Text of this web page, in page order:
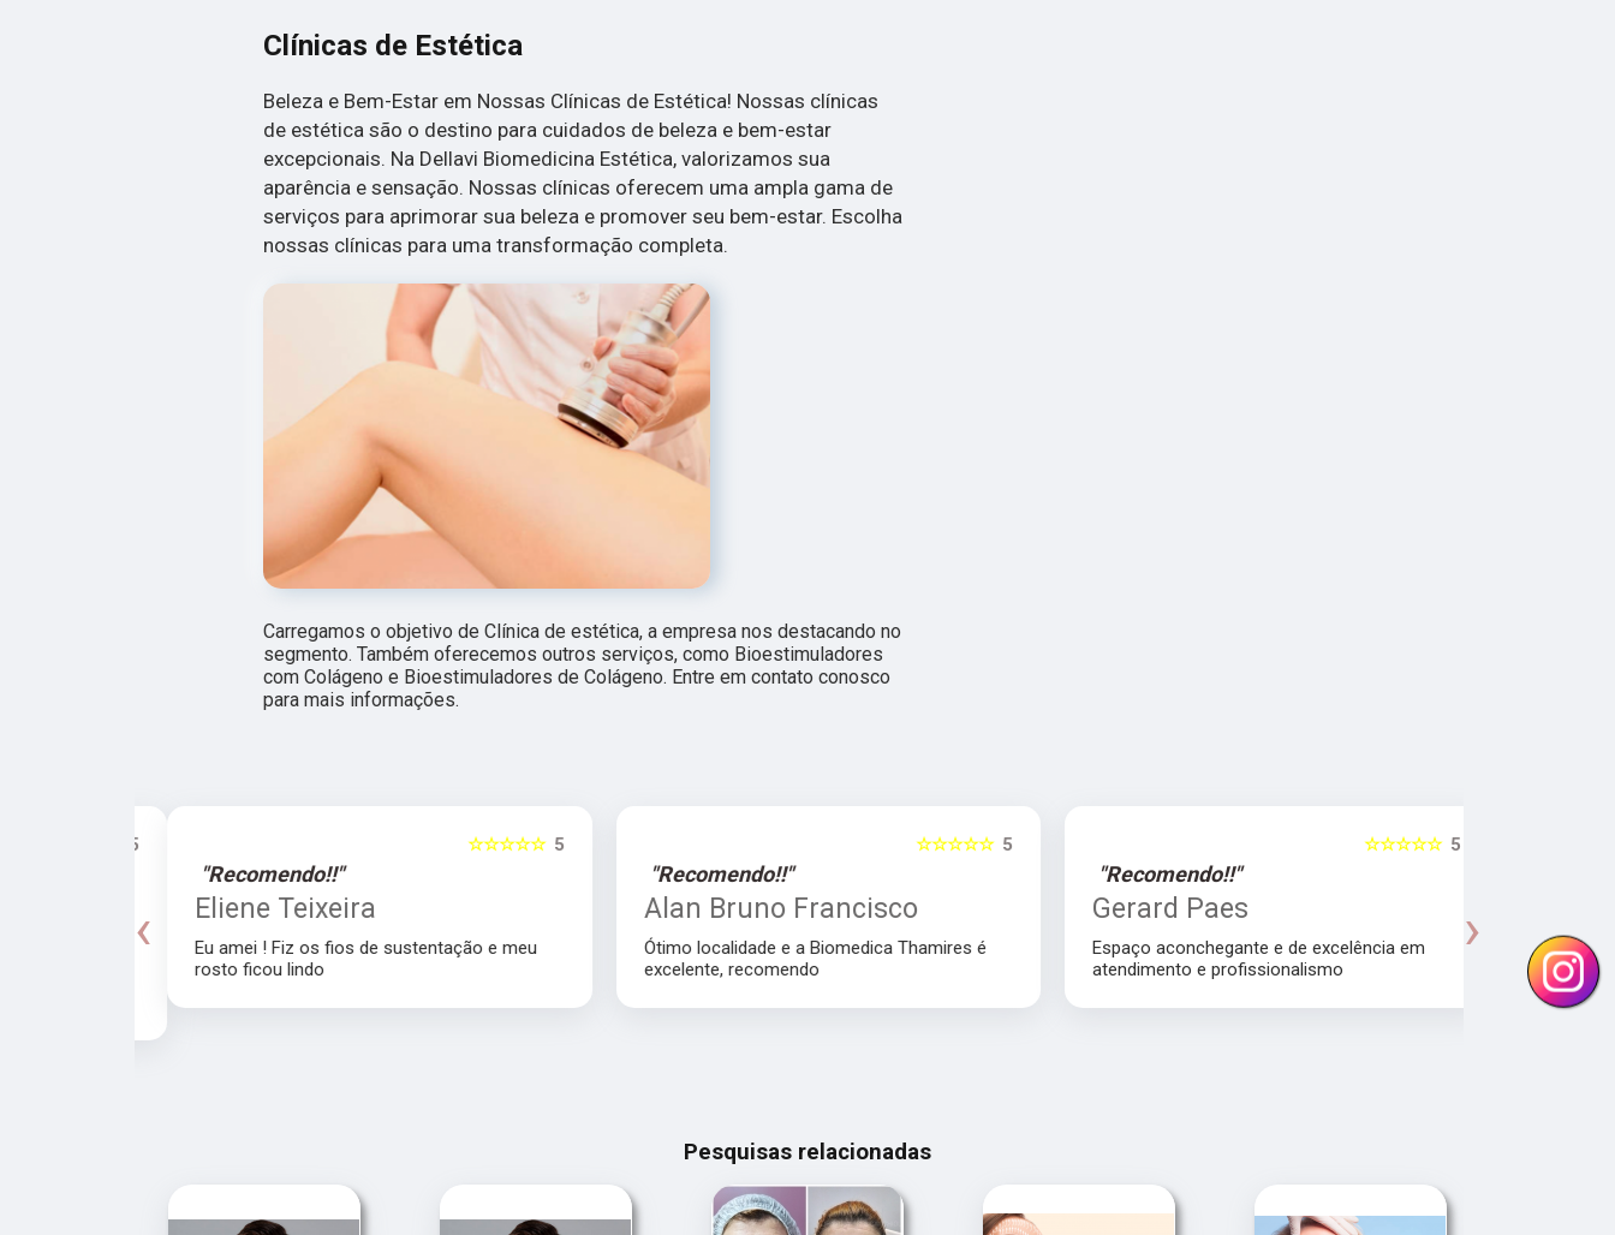
Clínicas de Estética
Beleza e Bem-Estar em Nossas Clínicas de Estética! Nossas clínicas
de estética são o destino para cuidados de beleza e bem-estar
excepcionais. Na Dellavi Biomedicina Estética, valorizamos sua
aparência e sensação. Nossas clínicas oferecem uma ampla gama de
serviços para aprimorar sua beleza e promover seu bem-estar. Escolha
nossas clínicas para uma transformação completa.
Carregamos o objetivo de Clínica de estética, a empresa nos destacando no
segmento. Também oferecemos outros serviços, como Bioestimuladores
com Colágeno e Bioestimuladores de Colágeno. Entre em contato conosco
para mais informações.
5
☆☆☆☆☆
"Recomendo!!"
Eliene Teixeira
Eu amei ! Fiz os fios de sustentação e meu
rosto ficou lindo
5
☆☆☆☆☆
"Recomendo!!"
Alan Bruno Francisco
Ótimo localidade e a Biomedica Thamires é
excelente, recomendo
5
☆☆☆☆☆
"Recomendo!!"
Gerard Paes
Espaço aconchegante e de excelência em
atendimento e profissionalismo
‹ ›
Pesquisas relacionadas